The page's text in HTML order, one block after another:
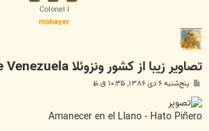
Colonel I
mohayer
تصاوير زيبا از کشور ونزوئلا Wallpapers de Venezuela
س
ت
پنج‌شنبه ۶ دی ۱۳۸۶, ۱۰:۳۵ ق.ظ
Amanecer en el Llano - Hato Piñero